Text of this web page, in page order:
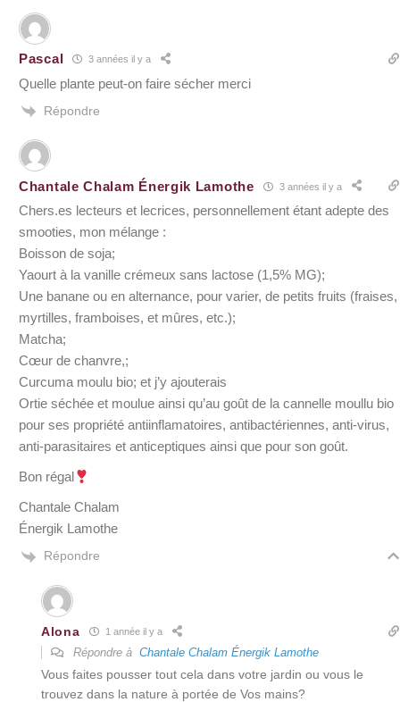
Pascal 3 années il y a
Quelle plante peut-on faire sécher merci
Répondre
Chantale Chalam Énergik Lamothe 3 années il y a
Chers.es lecteurs et lecrices, personnellement étant adepte des
smooties, mon mélange :
Boisson de soja;
Yaourt à la vanille crémeux sans lactose (1,5% MG);
Une banane ou en alternance, pour varier, de petits fruits (fraises,
myrtilles, framboises, et mûres, etc.);
Matcha;
Cœur de chanvre,;
Curcuma moulu bio; et j’y ajouterais
Ortie séchée et moulue ainsi qu’au goût de la cannelle moullu bio
pour ses propriété antiinflamatoires, antibactériennes, anti-virus,
anti-parasitaires et anticeptiques ainsi que pour son goût.
Bon régal
Chantale Chalam
Énergik Lamothe
Répondre
Alona 1 année il y a
Répondre à Chantale Chalam Énergik Lamothe
Vous faites pousser tout cela dans votre jardin ou vous le
trouvez dans la nature à portée de Vos mains?